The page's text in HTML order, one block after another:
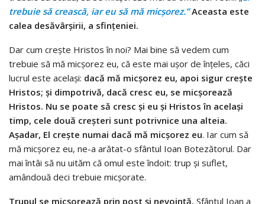
trebuie să crească, iar eu să mă micşorez.”Aceasta este
calea desăvârşirii, a sfinţeniei.
Dar cum creşte Hristos în noi? Mai bine să vedem cum
trebuie să mă micşorez eu, că este mai uşor de înţeles, căci
lu­crul este acelaşi: dacă mă micşorez eu, apoi sigur creşte
Hristos; şi dimpotrivă, dacă cresc eu, se micşorează
Hristos. Nu se poa­te să cresc şi eu şi Hristos în acelaşi
timp, cele două creşteri sunt potrivnice una alteia.
Aşadar, El creşte numai dacă mă micşorez eu. Iar cum să
mă micşorez eu, ne-a arătat-o sfântul Ioan Botezătorul. Dar
mai întâi să nu uităm că omul este îndo­it: trup şi suflet,
amândouă deci trebuie micşorate.
Trupul se micşorează prin post şi nevoinţă. Sfântul Ioan a